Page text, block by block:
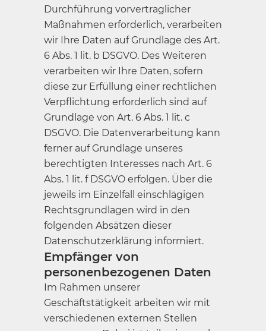
Durchführung vorvertraglicher
Maßnahmen erforderlich, verarbeiten
wir Ihre Daten auf Grundlage des Art.
6 Abs. 1 lit. b DSGVO. Des Weiteren
verarbeiten wir Ihre Daten, sofern
diese zur Erfüllung einer rechtlichen
Verpflichtung erforderlich sind auf
Grundlage von Art. 6 Abs. 1 lit. c
DSGVO. Die Datenverarbeitung kann
ferner auf Grundlage unseres
berechtigten Interesses nach Art. 6
Abs. 1 lit. f DSGVO erfolgen. Über die
jeweils im Einzelfall einschlägigen
Rechtsgrundlagen wird in den
folgenden Absätzen dieser
Datenschutzerklärung informiert.
Empfänger von
personenbezogenen Daten
Im Rahmen unserer
Geschäftstätigkeit arbeiten wir mit
verschiedenen externen Stellen